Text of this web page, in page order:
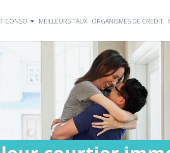
CONSO MEILLEURS TAUX ORGANISMES DE CREDIT